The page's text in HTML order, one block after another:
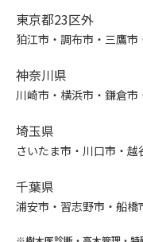
東京都23区外
狛江市・調布市・三鷹市
神奈川県
川崎市・横浜市・鎌倉市
埼玉県
さいたま市・川口市・越
千葉県
浦安市・習志野市・船橋